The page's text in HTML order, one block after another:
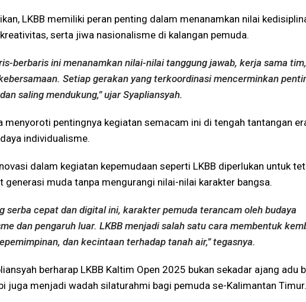
LKBB memiliki peran penting dalam menanamkan nilai
serta jiwa nasionalisme di kalangan pemuda.
berbaris ini menanamkan nilai-nilai tanggung jawab, kerja sama
Setiap gerakan yang terkoordinasi mencerminkan
saling mendukung,” ujar Syapliansyah.
menyoroti pentingnya kegiatan semacam ini di tengah tantangan
individualisme.
dalam kegiatan kepemudaan seperti LKBB diperlukan untuk
generasi muda tanpa mengurangi nilai-nilai karakter bangsa.
serba cepat dan digital ini, karakter pemuda terancam oleh budaya
dan pengaruh luar. LKBB menjadi salah satu cara membentuk
dan kecintaan terhadap tanah air,” tegasnya.
berharap LKBB Kaltim Open 2025 bukan sekadar ajang adu
juga menjadi wadah silaturahmi bagi pemuda se-Kalimantan Timur.